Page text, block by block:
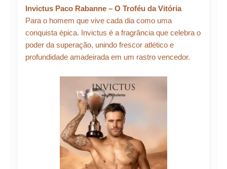
Eau
de
Toilette
100ml
quantidade
Invictus Paco Rabanne – O Troféu da Vitória
Para o homem que vive cada dia como uma
conquista épica. Invictus é a fragrância que celebra o
poder da superação, unindo frescor atlético e
profundidade amadeirada em um rastro vencedor.